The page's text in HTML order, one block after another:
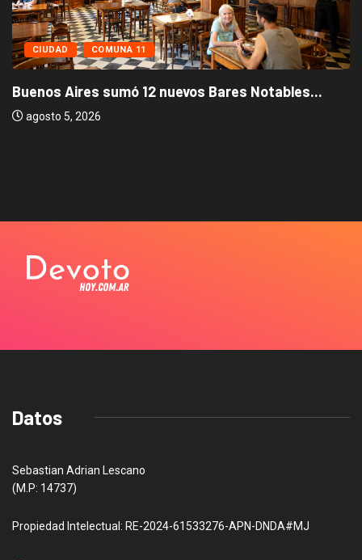
CIUDAD COMUNA 11
Buenos Aires sumó 12 nuevos Bares Notables...
agosto 5, 2026
Datos
Sebastian Adrian Lescano
(M.P: 14737)
Propiedad Intelectual: RE-2024-61533276-APN-DNDA#MJ